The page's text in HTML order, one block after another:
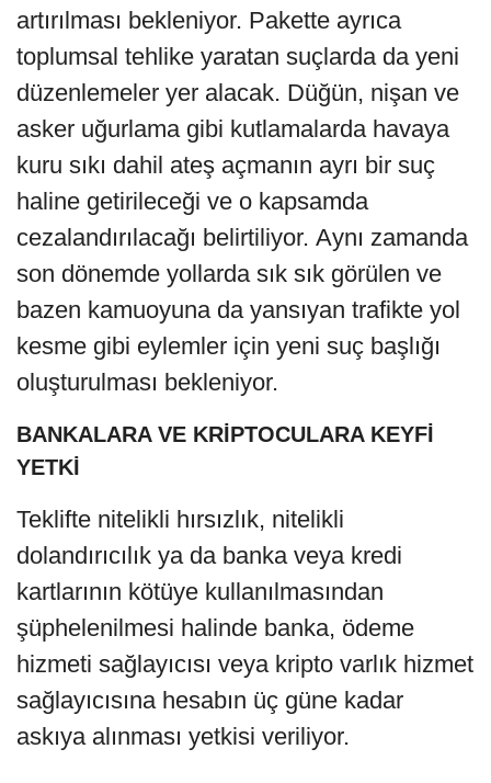
artırılması bekleniyor. Pakette ayrıca
toplumsal tehlike yaratan suçlarda da yeni
düzenlemeler yer alacak. Düğün, nişan ve
asker uğurlama gibi kutlamalarda havaya
kuru sıkı dahil ateş açmanın ayrı bir suç
haline getirileceği ve o kapsamda
cezalandırılacağı belirtiliyor. Aynı zamanda
son dönemde yollarda sık sık görülen ve
bazen kamuoyuna da yansıyan trafikte yol
kesme gibi eylemler için yeni suç başlığı
oluşturulması bekleniyor.
BANKALARA VE KRİPTOCULARA KEYFİ
YETKİ
Teklifte nitelikli hırsızlık, nitelikli
dolandırıcılık ya da banka veya kredi
kartlarının kötüye kullanılmasından
şüphelenilmesi halinde banka, ödeme
hizmeti sağlayıcısı veya kripto varlık hizmet
sağlayıcısına hesabın üç güne kadar
askıya alınması yetkisi veriliyor.